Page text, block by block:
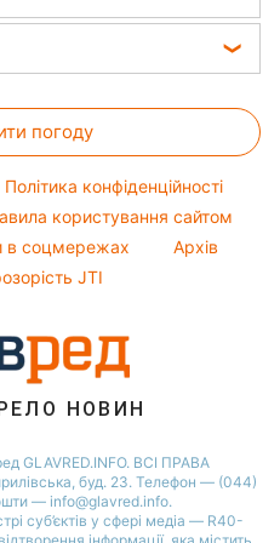
погоду
Політика конфіденційності
користування сайтом
в соцмережах
Архів
JTI
НОВИН
GLAVRED.INFO. ВСІ ПРАВА
буд. 23. Телефон — (044)
— info@glavred.info.
суб’єктів у сфері медіа — R40-